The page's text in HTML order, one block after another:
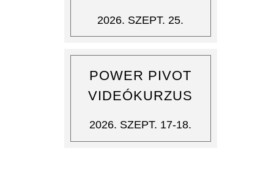
2026. SZEPT. 25.
POWER PIVOT
VIDEÓKURZUS
2026. SZEPT. 17-18.